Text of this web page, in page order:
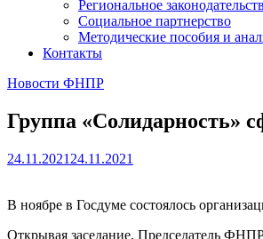
Региональное
Социальное партнерство
Методические пособия и
Контакты
Новости ФНПР
Группа «Солидарность»
24.11.2021 24.11.2021
В ноябре в Госдуме состоялось
Открывая заседание, Председатель